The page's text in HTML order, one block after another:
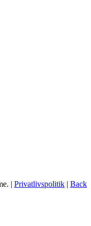
| Privatlivspolitik | Back